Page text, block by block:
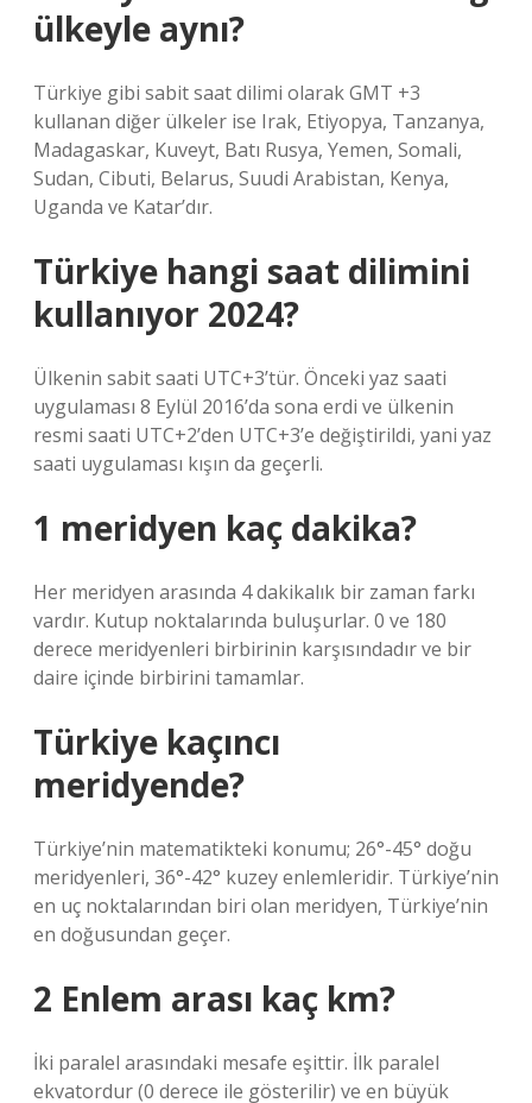
ülkeyle aynı?
Türkiye gibi sabit saat dilimi olarak GMT +3
kullanan diğer ülkeler ise Irak, Etiyopya, Tanzanya,
Madagaskar, Kuveyt, Batı Rusya, Yemen, Somali,
Sudan, Cibuti, Belarus, Suudi Arabistan, Kenya,
Uganda ve Katar’dır.
Türkiye hangi saat dilimini
kullanıyor 2024?
Ülkenin sabit saati UTC+3’tür. Önceki yaz saati
uygulaması 8 Eylül 2016’da sona erdi ve ülkenin
resmi saati UTC+2’den UTC+3’e değiştirildi, yani yaz
saati uygulaması kışın da geçerli.
1 meridyen kaç dakika?
Her meridyen arasında 4 dakikalık bir zaman farkı
vardır. Kutup noktalarında buluşurlar. 0 ve 180
derece meridyenleri birbirinin karşısındadır ve bir
daire içinde birbirini tamamlar.
Türkiye kaçıncı
meridyende?
Türkiye’nin matematikteki konumu; 26°-45° doğu
meridyenleri, 36°-42° kuzey enlemleridir. Türkiye’nin
en uç noktalarından biri olan meridyen, Türkiye’nin
en doğusundan geçer.
2 Enlem arası kaç km?
İki paralel arasındaki mesafe eşittir. İlk paralel
ekvatordur (0 derece ile gösterilir) ve en büyük